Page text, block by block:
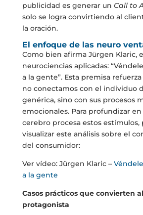
publicidad es generar un Call to
solo se logra convirtiendo al
la oración.
El enfoque de las neuro
Como bien afirma Jürgen Klaric,
neurociencias aplicadas:
a la gente”. Esta premisa
no conectamos con el individuo
genérica, sino con sus procesos
emocionales. Para profundizar
cerebro procesa estos estímulos,
visualizar este análisis sobre el
del consumidor:
Ver vídeo: Jürgen Klaric –
a la gente
Casos prácticos que convierten
protagonista